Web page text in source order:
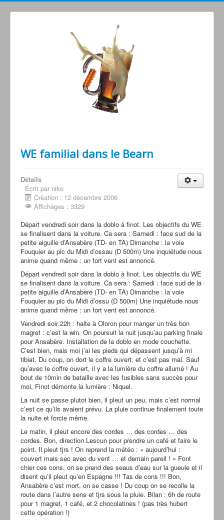
WE familial dans le Bearn
Détails
Écrit par niko
Création : 12 décembre 2006
Affichages : 3329
Départ vendredi soir dans la doblo à finot. Les objectifs du WE
se finalisent dans la voiture. Ca sera : Samedi : face sud de la
petite aiguille d’Ansabère (TD- en TA) Dimanche : la voie
Fouquier au pic du Midi d’ossau (D 500m) Une inquiétude nous
anime quand même : un fort vent est annoncé.
Départ vendredi soir dans la doblo à finot. Les objectifs du WE
se finalisent dans la voiture. Ca sera : Samedi : face sud de la
petite aiguille d’Ansabère (TD- en TA) Dimanche : la voie
Fouquier au pic du Midi d’ossu (D 500m) Une inquiétude nous
anime quand même : un fort vent est annoncé.
Vendredi soir 22h : halte à Oloron pour manger un très bon
magret : c’est la win. On poursuit la nuit jusqu’au parking finale
pour Ansabère. Installation de la doblo en mode couchette.
C’est bien, mais moi j’ai les pieds qui dépassent jusqu’à mi
tibiat. Du coup, on dort le coffre ouvert, et c’est pas mal. Sauf
qu’avec le coffre ouvert, il y a la lumière du coffre allumé ! Au
bout de 10min de bataille avec les fusibles sans succès pour
moi, Finot démonte la lumière : Niquel.
La nuit se passe plutot bien, il pleut un peu, mais c’est normal
c’est ce qu’ils avaient prévu. La pluie continue finalement toute
la nuite et forcie même.
Le matin, il pleut encore des cordes … des cordes … des
cordes. Bon, direction Lescun pour prendre un café et faire le
point. Il pleut tjrs ! On reprend la météo : « aujourd’hui :
couvert mais sec avec du vent … et demain pareil ! » Font
chier ces cons, on se prend des seaus d’eau sur la gueule et il
disent qu’il pleut qu’en Espagne !!! Tas de cons !!! Bon,
Ansabère c’est mort, on se casse ! Du coup on se recolle la
route dans l’autre sens et tjrs sous la pluie. Bilan : 6h de route
pour 1 magret, 1 café, et 2 chocolatines ! (pas très hubert
cette opération !)